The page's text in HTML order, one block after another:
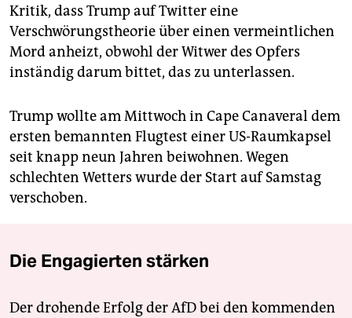
Kritik, dass Trump auf Twitter eine
Verschwörungstheorie über einen vermeintlichen
Mord anheizt, obwohl der Witwer des Opfers
inständig darum bittet, das zu unterlassen.
Trump wollte am Mittwoch in Cape Canaveral dem
ersten bemannten Flugtest einer US-Raumkapsel
seit knapp neun Jahren beiwohnen. Wegen
schlechten Wetters wurde der Start auf Samstag
verschoben.
Die Engagierten stärken
Der drohende Erfolg der AfD bei den kommenden